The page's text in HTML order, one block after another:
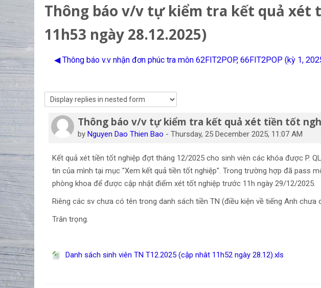
Thông báo v/v tự kiểm tra kết quả xét
11h53 ngày 28.12.2025)
◀︎ Thông báo v.v nhận đơn phúc tra môn 62FIT2POP, 66FIT2POP (kỳ 1,
Thông báo v/v tự kiểm tra kết quả xét tiền tốt
byNguyen Dao Thien Bao -Thursday, 25 December 2025, 11:07 AM
Number of replies: 0
Kết quả xét tiền tốt nghiệp đợt tháng 12/2025 cho sinh viên các khóa được P.
tin của mình tại mục "Xem kết quả tiền tốt nghiệp". Trong trường hợp đã pass
phòng khoa để được cập nhật điểm xét tốt nghiệp trước 11h ngày 29/12/2025.
Riêng các sv chưa có tên trong danh sách tiền TN (điều kiện về tiếng Anh
Trân trọng.
Danh sách sinh viên TN T12.2025 (cập nhât 11h52 ngày 28.12).xls